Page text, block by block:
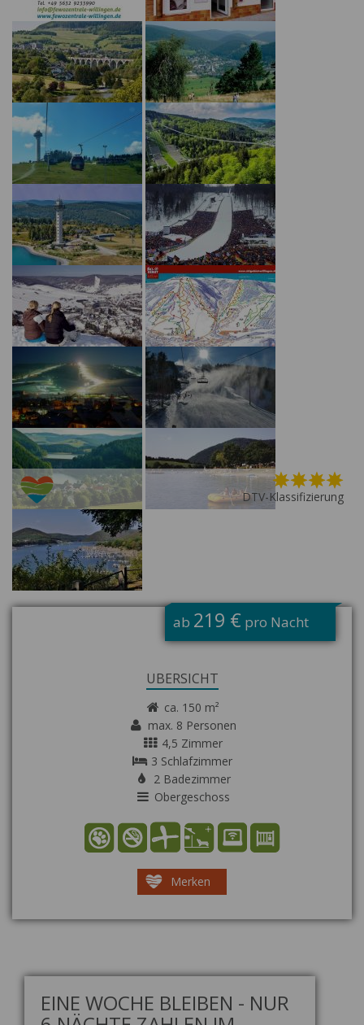
DTV-Klassifizierung
ab 219 € pro Nacht
ÜBERSICHT
ca. 150 m²
max. 8 Personen
4,5 Zimmer
3 Schlafzimmer
2 Badezimmer
Obergeschoss
Merken
EINE WOCHE BLEIBEN - NUR